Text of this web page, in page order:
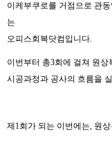
이케부쿠로를 거점으로 관
는
오피스회복닷컴입니다.
이번부터 총3회에 걸쳐 원
시공과정과 공사의 흐름을
제1회가 되는 이번에는, 원